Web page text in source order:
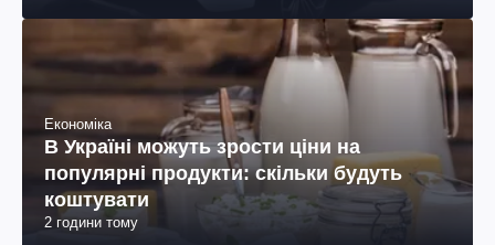
Економіка
В Україні можуть зрости ціни на
популярні продукти: скільки будуть
коштувати
2 години тому